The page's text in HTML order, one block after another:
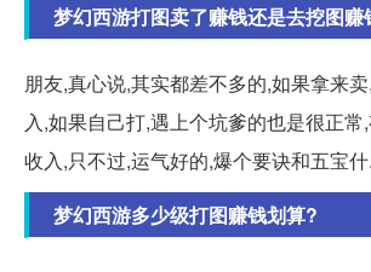
梦幻西游打图卖了赚钱还是去挖图赚
朋友,真心说,其实都差不多的,如果拿来
入,如果自己打,遇上个坑爹的也是很正
收入,只不过,运气好的,爆个要诀和五宝什
梦幻西游多少级打图赚钱划算?